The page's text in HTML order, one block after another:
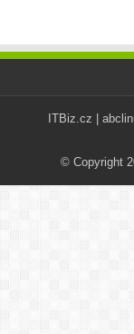
ITBiz.cz
© Copyright